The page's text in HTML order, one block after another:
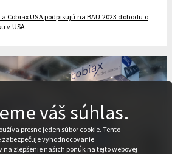
Cobiax USA podpisujú na BAU 2023 dohodu o
v USA.
váš súhlas.
presne jeden súbor cookie. Tento
vyhodnocovanie
zlepšenie našich ponúk na tejto webovej